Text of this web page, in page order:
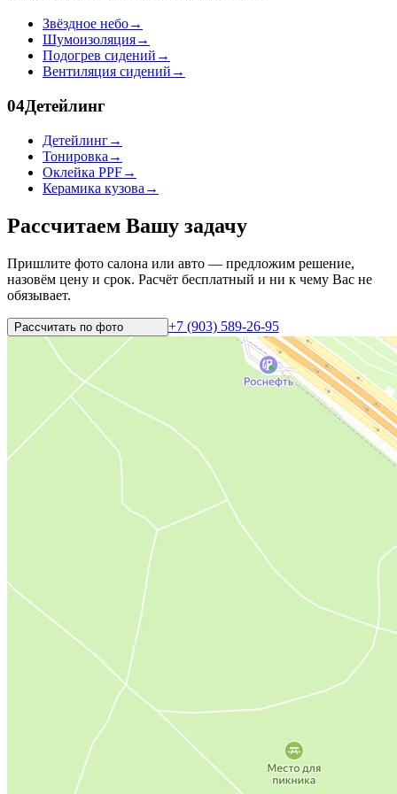
Звёздное небо→
Шумоизоляция→
Подогрев сидений →
Вентиляция сидений →
04Детейлинг
Детейлинг→
Тонировка →
Оклейка PPF→
Керамика кузова →
Рассчитаем Вашу задачу
Пришлите фото салона или авто — предложим решение,
назовём цену и срок. Расчёт бесплатный и ни к чему Вас не
обязывает.
Рассчитать по фото +7 (903) 589-26-95